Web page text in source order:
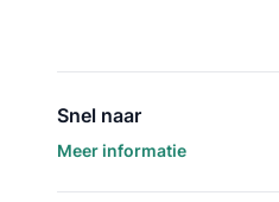
Snel naar
Meer informatie